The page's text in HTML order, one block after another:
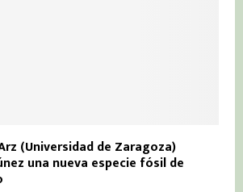
(Universidad de Zaragoza)
una nueva especie fósil de